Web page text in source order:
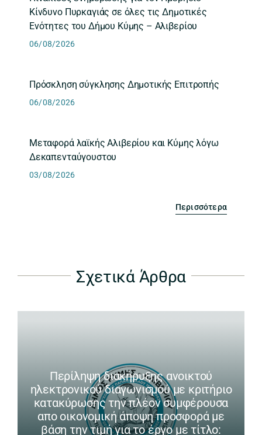
Κίνδυνο Πυρκαγιάς σε όλες τις Δημοτικές
Ενότητες του Δήμου Κύμης – Αλιβερίου
06/08/2026
Πρόσκληση σύγκλησης Δημοτικής Επιτροπής
06/08/2026
Μεταφορά λαϊκής Αλιβερίου και Κύμης λόγω
Δεκαπενταύγουστου
03/08/2026
Περισσότερα
Σχετικά Άρθρα
Περίληψη διακήρυξης ανοικτού
ηλεκτρονικού διαγωνισμού με κριτήριο
κατακύρωσης την πλέον συμφέρουσα
απο οικονομική άποψη προσφορά με
βάση την τιμή για το έργο με τίτλο: